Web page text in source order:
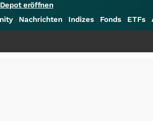
Depot eröffnen
Nachrichten Indizes Fonds ETFs